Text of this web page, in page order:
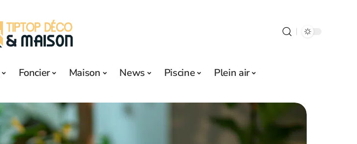
Foncier Maison News Piscine Plein air